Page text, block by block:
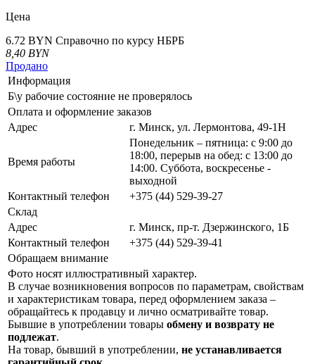
Цена
6.72 BYN Справочно по курсу НБРБ
8,40 BYN
Продано
Информация
Б\у рабочие состояние не проверялось
Оплата и оформление заказов
Адрес
г. Минск, ул. Лермонтова, 49-1Н
Время работы
Понедельник – пятница: с 9:00 до
18:00, перерыв на обед: с 13:00 до
14:00. Суббота, воскресенье -
выходной
Контактный телефон
+375 (44) 529-39-27
Склад
Адрес
г. Минск, пр-т. Дзержинского, 1Б
Контактный телефон
+375 (44) 529-39-41
Обращаем внимание
Фото носят иллюстративный характер.
В случае возникновения вопросов по параметрам, свойствам
и характеристикам товара, перед оформлением заказа –
обращайтесь к продавцу и лично осматривайте товар.
Бывшие в употреблении товары обмену и возврату не
подлежат.
На товар, бывший в употреблении, не устанавливается